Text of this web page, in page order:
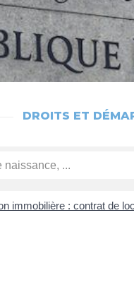
DROITS ET
immobilière : contrat de